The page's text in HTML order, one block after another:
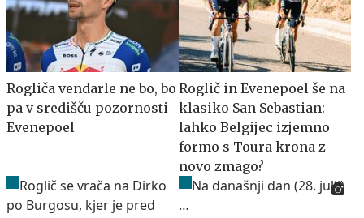
Rogliča vendarle ne bo, bo
pa v središču pozornosti
Evenepoel
Roglič in Evenepoel še na
klasiko San Sebastian:
lahko Belgijec izjemno
formo s Toura krona z
novo zmago?